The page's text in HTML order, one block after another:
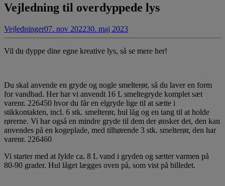
Vejledning til overdyppede lys
Vejledninger07. nov 202230. maj 2023
Vil du dyppe dine egne kreative lys, så se mere her!
Du skal anvende en gryde og nogle smelterør, så du laver en form
for vandbad. Her har vi anvendt 16 L smeltegryde komplet sæt
varenr. 226450 hvor du får en elgryde lige til at sætte i
stikkontakten, incl. 6 stk. smelterør, hul låg og en tang til at holde
rørerne. Vi har også en mindre gryde til dem der ønsker det, den kan
anvendes på en kogeplade, med tilhørende 3 stk. smelterør, den har
varenr. 226460
Vi starter med at fylde ca. 8 L vand i gryden og sætter varmen på
80-90 grader. Hul låget lægges oven på, som vist på billedet.